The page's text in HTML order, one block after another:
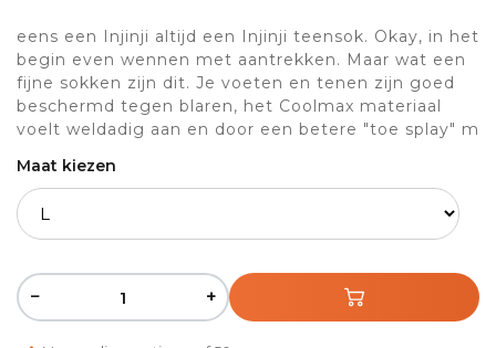
eens een Injinji altijd een Injinji teensok. Okay, in het
begin even wennen met aantrekken. Maar wat een
fijne sokken zijn dit. Je voeten en tenen zijn goed
beschermd tegen blaren, het Coolmax materiaal
voelt weldadig aan en door een betere "toe splay" m
Maat kiezen
− +